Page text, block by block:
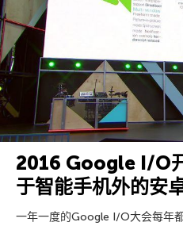
2016 Google I/O
于智能手机外的安
一年一度的Google I/O大会每年